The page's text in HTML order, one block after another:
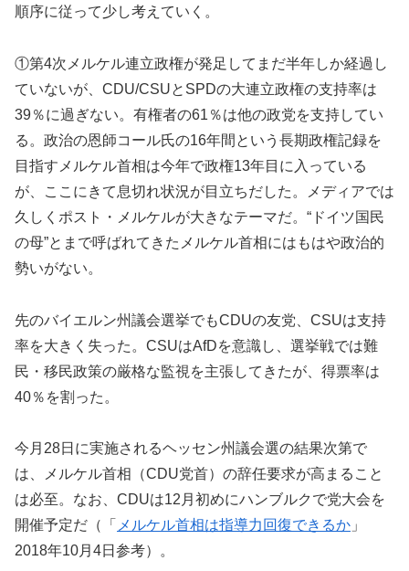
順序に従って少し考えていく。
①第4次メルケル連立政権が発足してまだ半年しか経過し
ていないが、CDU/CSUとSPDの大連立政権の支持率は
39％に過ぎない。有権者の61％は他の政党を支持してい
る。政治の恩師コール氏の16年間という長期政権記録を
目指すメルケル首相は今年で政権13年目に入っている
が、ここにきて息切れ状況が目立ちだした。メディアでは
久しくポスト・メルケルが大きなテーマだ。“ドイツ国民
の母”とまで呼ばれてきたメルケル首相にはもはや政治的
勢いがない。
先のバイエルン州議会選挙でもCDUの友党、CSUは支持
率を大きく失った。CSUはAfDを意識し、選挙戦では難
民・移民政策の厳格な監視を主張してきたが、得票率は
40％を割った。
今月28日に実施されるヘッセン州議会選の結果次第で
は、メルケル首相（CDU党首）の辞任要求が高まること
は必至。なお、CDUは12月初めにハンブルクで党大会を
開催予定だ（「 メルケル首相は指導力回復できるか 」
2018年10月4日参考）。